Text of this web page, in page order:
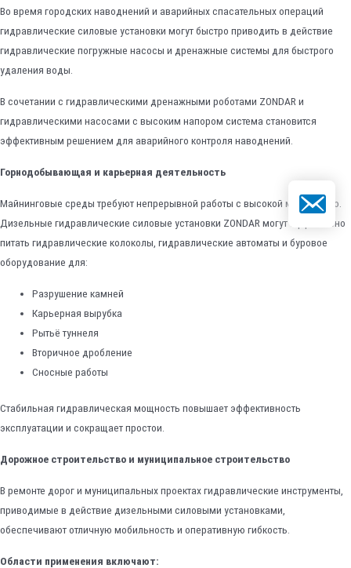
Во время городских наводнений и аварийных спасательных операций
гидравлические силовые установки могут быстро приводить в действие
гидравлические погружные насосы и дренажные системы для быстрого
удаления воды.
В сочетании с гидравлическими дренажными роботами ZONDAR и
гидравлическими насосами с высоким напором система становится
эффективным решением для аварийного контроля наводнений.
Горнодобывающая и карьерная деятельность
Майнинговые среды требуют непрерывной работы с высокой мощностью.
Дизельные гидравлические силовые установки ZONDAR могут эффективно
питать гидравлические колоколы, гидравлические автоматы и буровое
оборудование для:
Разрушение камней
Карьерная вырубка
Рытьё туннеля
Вторичное дробление
Сносные работы
Стабильная гидравлическая мощность повышает эффективность
эксплуатации и сокращает простои.
Дорожное строительство и муниципальное строительство
В ремонте дорог и муниципальных проектах гидравлические инструменты,
приводимые в действие дизельными силовыми установками,
обеспечивают отличную мобильность и оперативную гибкость.
Области применения включают: